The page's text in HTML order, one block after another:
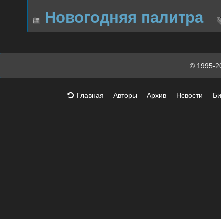
Новогодняя палитра
© 1995-
Главная Авторы Архив Новости